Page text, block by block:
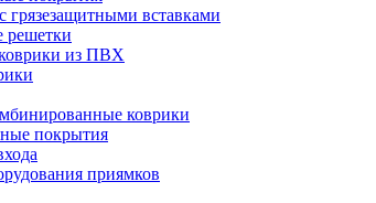
вставками
решетки
из ПВХ
коврики
покрытия
приямков